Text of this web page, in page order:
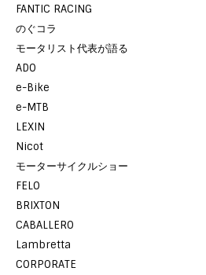
FANTIC RACING
のぐコラ
モータリスト代表が語る
ADO
e-Bike
e-MTB
LEXIN
Nicot
モーターサイクルショー
FELO
BRIXTON
CABALLERO
Lambretta
CORPORATE